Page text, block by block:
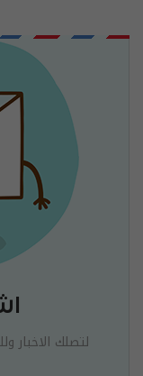
لتصلك الاخبار